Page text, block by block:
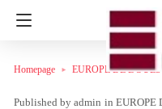
Homepage EUROPE DE
admin in EUROPE